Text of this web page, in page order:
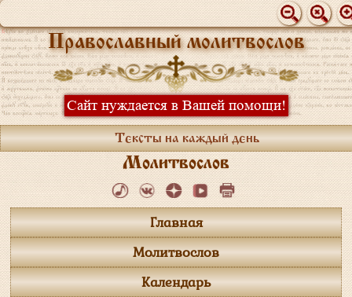
Православный молитвослов
Сайт нуждается в Вашей помощи!
Тексты на каждый день
Молитвослов
Главная
Молитвослов
Календарь